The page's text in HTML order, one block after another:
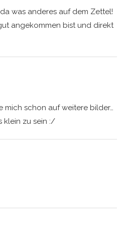
was anderes auf dem Zettel!
angekommen bist und direkt
mich schon auf weitere bilder…
klein zu sein :/